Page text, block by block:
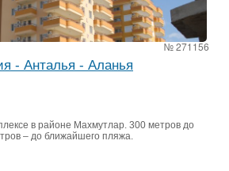
№ 271156
- Анталья - Аланья
в районе Махмутлар. 300 метров до
– до ближайшего пляжа.